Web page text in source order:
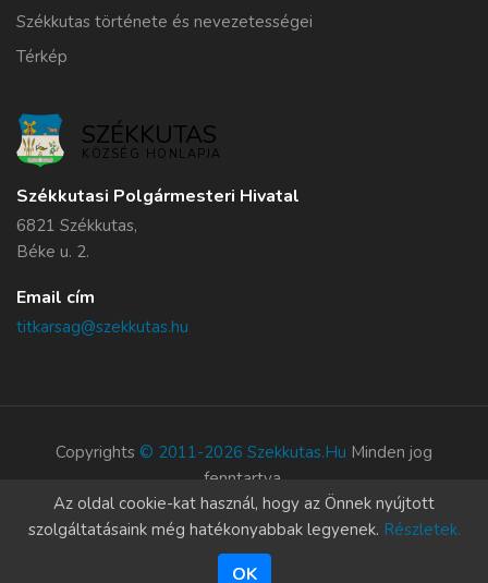
Székkutas története és nevezetességei
Térkép
SZÉKKUTAS
KÖZSÉG HONLAPJA
Székkutasi Polgármesteri Hivatal
6821 Székkutas,
Béke u. 2.
Email cím
titkarsag@szekkutas.hu
Copyrights © 2011-2026 Szekkutas.hu Minden jog
fenntartva.
Süti szabályzat
Az oldal cookie-kat használ, hogy az Önnek nyújtott
szolgáltatásaink még hatékonyabbak legyenek. Részletek.
OK